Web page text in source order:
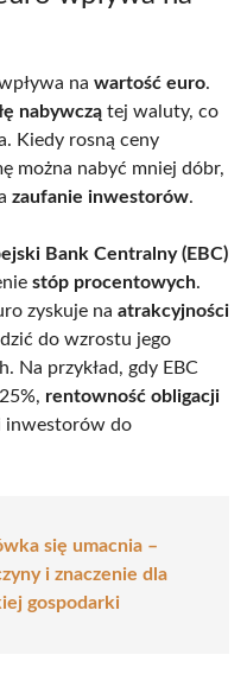
na wartość euro.
nabywczą tej waluty, co
Kiedy rosną ceny
można nabyć mniej dóbr,
zaufanie inwestorów.
Bank Centralny (EBC)
stóp procentowych.
zyskuje na atrakcyjności
do wzrostu jego
Na przykład, gdy EBC
rentowność obligacji
inwestorów do
się umacnia –
i znaczenie dla
gospodarki